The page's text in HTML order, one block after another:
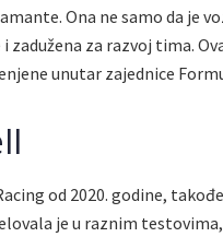
Ona ne samo da je
zadužena za razvoj tima.
unutar zajednice
od 2020. godine,
je u raznim